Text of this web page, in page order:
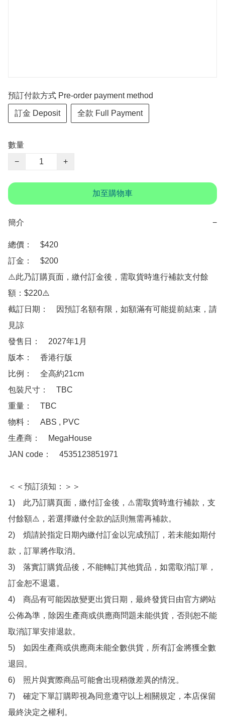
預訂付款方式 Pre-order payment method
訂金 Deposit 全款 Full Payment
數量
−
+
加至購物車
簡介 −
總價：　$420
訂金：　$200
⚠️此乃訂購頁面，繳付訂金後，需取貨時進行補款支付餘
額：$220⚠️
截訂日期：　因預訂名額有限，如額滿有可能提前結束，請
見諒
發售日：　2027年1月
版本：　香港行版
比例：　全高約21cm
包裝尺寸：　TBC
重量：　TBC
物料：　ABS , PVC
生產商：　MegaHouse
JAN code：　4535123851971
＜＜預訂須知：＞＞
1)　此乃訂購頁面，繳付訂金後，⚠️需取貨時進行補款，支
付餘額⚠️，若選擇繳付全款的話則無需再補款。
2)　煩請於指定日期內繳付訂金以完成預訂，若未能如期付
款，訂單將作取消。
3)　落實訂購貨品後，不能轉訂其他貨品，如需取消訂單，
訂金恕不退還。
4)　商品有可能因故變更出貨日期，最終發貨日由官方網站
公佈為準，除因生產商或供應商問題未能供貨，否則恕不能
取消訂單安排退款。
5)　如因生產商或供應商未能全數供貨，所有訂金將獲全數
退回。
6)　照片與實際商品可能會出現稍微差異的情況。
7)　確定下單訂購即視為同意遵守以上相關規定，本店保留
最終決定之權利。